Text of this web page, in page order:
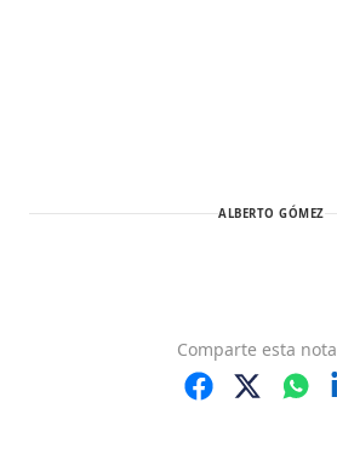
ALBERTO GÓMEZ
Comparte esta nota